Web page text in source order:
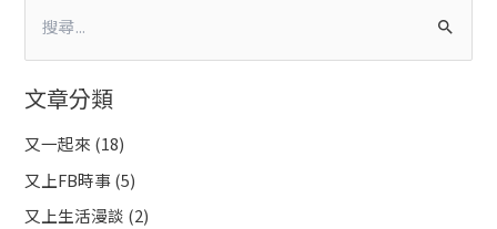
尋
關
字
:
文章分類
又一起來 (18)
又上FB時事(5)
又上生活漫談 (2)